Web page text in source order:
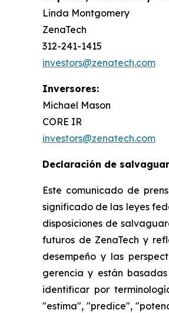
Linda Montgomery
ZenaTech
312-241-1415
investors@zenatech.com
Inversores:
Michael Mason
CORE IR
investors@zenatech.com
Declaración de
Este comunicado de
significado de las leyes
disposiciones de
futuros de ZenaTech y
desempeño y las
gerencia y están
identificar por
"estima", "predice",